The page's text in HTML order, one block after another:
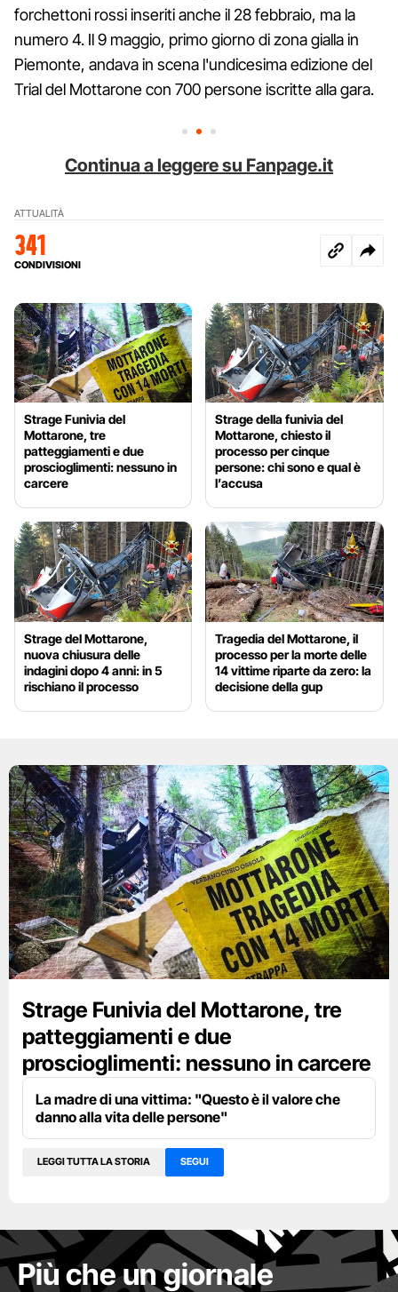
forchettoni rossi inseriti anche il 28 febbraio, ma la
numero 4. Il 9 maggio, primo giorno di zona gialla in
Piemonte, andava in scena l'undicesima edizione del
Trial del Mottarone con 700 persone iscritte alla gara.
Continua a leggere su Fanpage.it
ATTUALITÀ
341
CONDIVISIONI
Strage Funivia del
Mottarone, tre
patteggiamenti e due
proscioglimenti: nessuno in
carcere
Strage della funivia del
Mottarone, chiesto il
processo per cinque
persone: chi sono e qual è
l’accusa
Strage del Mottarone,
nuova chiusura delle
indagini dopo 4 anni: in 5
rischiano il processo
Tragedia del Mottarone, il
processo per la morte delle
14 vittime riparte da zero: la
decisione della gup
Strage Funivia del Mottarone, tre
patteggiamenti e due
proscioglimenti: nessuno in carcere
La madre di una vittima: "Questo è il valore che
danno alla vita delle persone"
LEGGI TUTTA LA STORIA SEGUI
Più che un giornale